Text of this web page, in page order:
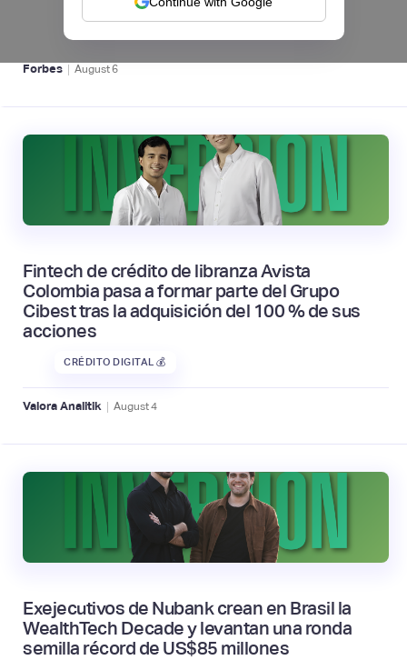
BFM 👔
Forbes | August6
Fintech de crédito de libranza Avista
Colombia pasa a formar parte del Grupo
Cibest tras la adquisición del 100 % de sus
acciones
CRÉDITO DIGITAL 💰
Valora Analitik | August4
Exejecutivos de Nubank crean en Brasil la
WealthTech Decade y levantan una ronda
semilla récord de US$85 millones